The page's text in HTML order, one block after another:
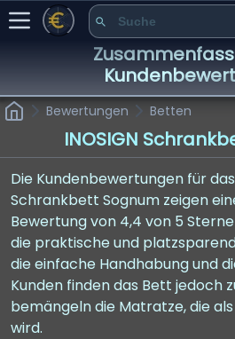
Bewertungen Betten
INOSIGN
Die Kundenbewertungen für das
Schrankbett Sognum zeigen
Bewertung von 4,4 von 5
die praktische und
die einfache Handhabung und
Kunden finden das Bett jedoch
bemängeln die Matratze, die
wird.